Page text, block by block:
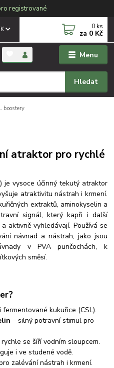
registrované
Menu
Hledat
0 ks
za 0 Kč
boostery
atraktor pro rychlé
je vysoce účinný tekutý atraktor
atraktivitu nástrah i krmení.
extraktů, aminokyselin a
signál, který kapři i další
aktivně vyhledávají. Používá se
návnad a nástrah, jako jsou
v PVA punčochách, k
směsí.
kukuřice (CSL).
– silný potravní stimul pro
rychle se šíří vodním sloupcem.
i ve studené vodě.
zalévání nástrah i krmení.